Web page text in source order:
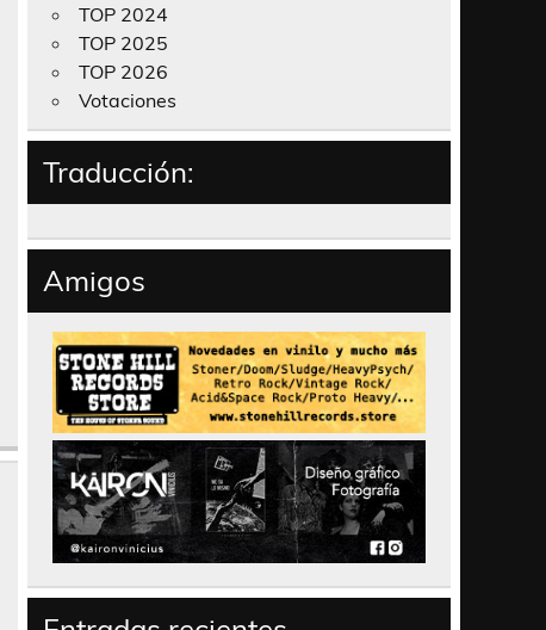
TOP 2024
TOP 2025
TOP 2026
Votaciones
Traducción:
Amigos